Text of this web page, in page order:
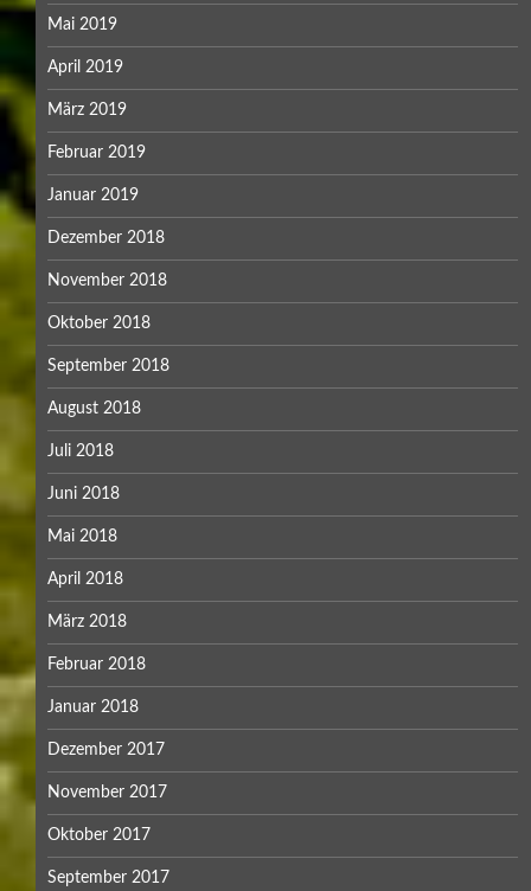
Mai 2019
April 2019
März 2019
Februar 2019
Januar 2019
Dezember 2018
November 2018
Oktober 2018
September 2018
August 2018
Juli 2018
Juni 2018
Mai 2018
April 2018
März 2018
Februar 2018
Januar 2018
Dezember 2017
November 2017
Oktober 2017
September 2017